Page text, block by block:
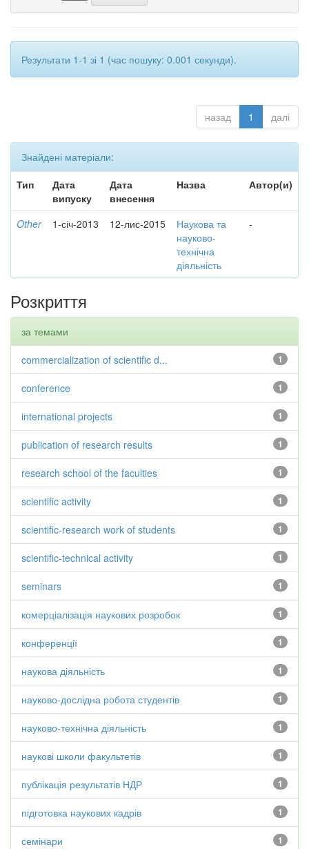
Результати 1-1 зі 1 (час пошуку: 0.001 секунди).
назад 1 далі
Знайдені матеріали:
Тип
Дата
випуску
Дата
внесення
Назва Автор(и)
Other 1-січ-2013 12-лис-2015
Наукова та
науково-
технічна
діяльність
-
Розкриття
за темами
1
commercialization of scientific d...
1
conference
1
international projects
1
publication of research results
1
research school of the faculties
1
scientific activity
1
scientific-research work of students
1
scientific-technical activity
1
seminars
1
комерціалізація наукових розробок
1
конференції
1
наукова діяльність
1
науково-дослідна робота студентів
1
науково-технічна діяльність
1
наукові школи факультетів
1
публікація результатів НДР
1
підготовка наукових кадрів
1
семінари